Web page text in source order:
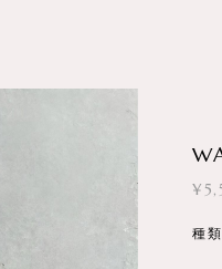
種類